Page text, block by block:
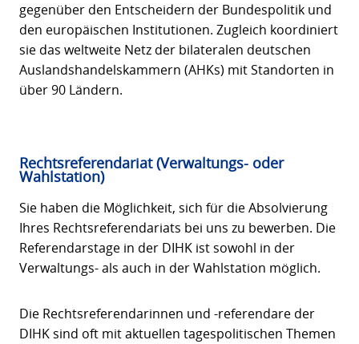
gegenüber den Entscheidern der Bundespolitik und
den europäischen Institutionen. Zugleich koordiniert
sie das weltweite Netz der bilateralen deutschen
Auslandshandelskammern (AHKs) mit Standorten in
über 90 Ländern.
Rechtsreferendariat (Verwaltungs- oder
Wahlstation)
Sie haben die Möglichkeit, sich für die Absolvierung
Ihres Rechtsreferendariats bei uns zu bewerben. Die
Referendarstage in der DIHK ist sowohl in der
Verwaltungs- als auch in der Wahlstation möglich.
Die Rechtsreferendarinnen und -referendare der
DIHK sind oft mit aktuellen tagespolitischen Themen